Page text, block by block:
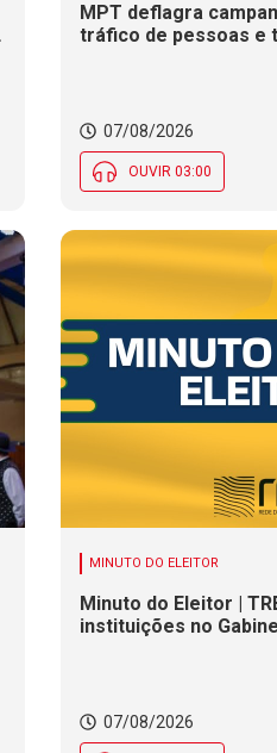
MPT deflagra
tráfico de pessoas e
07/08/2026
OUVIR 03:00
MINUTO DO ELEITOR
Minuto do Eleitor |
instituições no
07/08/2026